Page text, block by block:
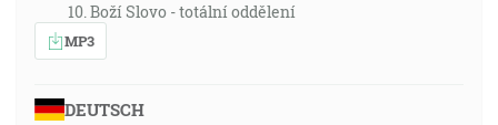
10. Boží Slovo - totální oddělení
MP3
DEUTSCH